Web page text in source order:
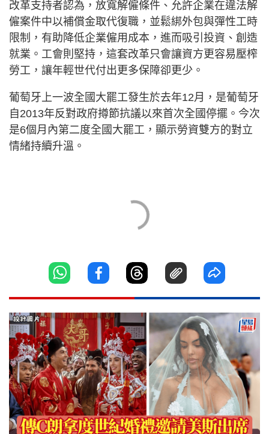
改革支持者認為，放寬解僱條件、允許企業在違法解
僱案件中以補償金取代復職，並鬆綁外包與彈性工時
限制，有助降低企業僱用成本，進而吸引投資、創造
就業。工會則堅持，這套改革只會讓資方更容易壓榨
勞工，讓年輕世代付出更多保障卻更少。
葡萄牙上一波全國大罷工發生於去年12月，是葡萄牙
自2013年反對政府撙節抗議以來首次全國停擺。今次
是6個月內第二度全國大罷工，顯示勞資雙方的對立
情緒持續升溫。